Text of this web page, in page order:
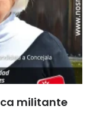
militante